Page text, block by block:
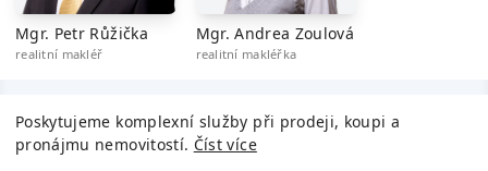
Mgr. Petr Růžička
realitní makléř
Mgr. Andrea Zoulová
realitní makléřka
Poskytujeme komplexní služby při prodeji, koupi a
pronájmu nemovitostí. Číst více